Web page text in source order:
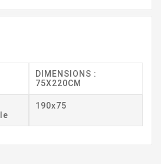
DIMENSIONS :
75X220CM
190x75